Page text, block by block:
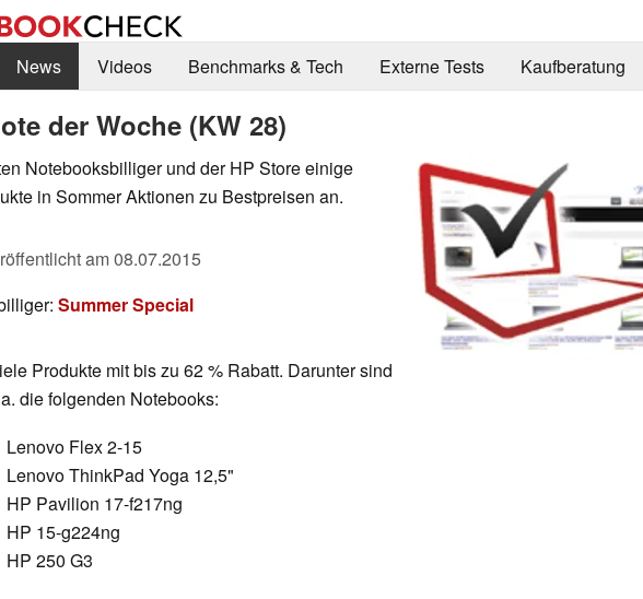
News Videos Benchmarks & Tech Externe Tests Kaufberatung
der Woche (KW 28)
Notebooksbilliger und der HP Store einige
in Sommer Aktionen zu Bestpreisen an.
am08.07.2015
Summer Special
Produkte mit bis zu 62 % Rabatt. Darunter sind
die folgenden Notebooks:
Lenovo Flex 2-15
Lenovo ThinkPad Yoga 12,5"
HP Pavilion 17-f217ng
HP 15-g224ng
HP 250 G3